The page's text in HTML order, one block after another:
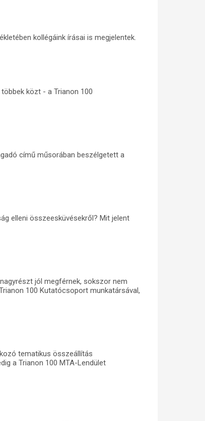
kollégáink írásai is megjelentek.
közt - a Trianon 100
című műsorában beszélgetett a
elleni összeesküvésekről? Mit jelent
jól megférnek, sokszor nem
100 Kutatócsoport munkatársával,
tematikus összeállítás
a Trianon 100 MTA-Lendület